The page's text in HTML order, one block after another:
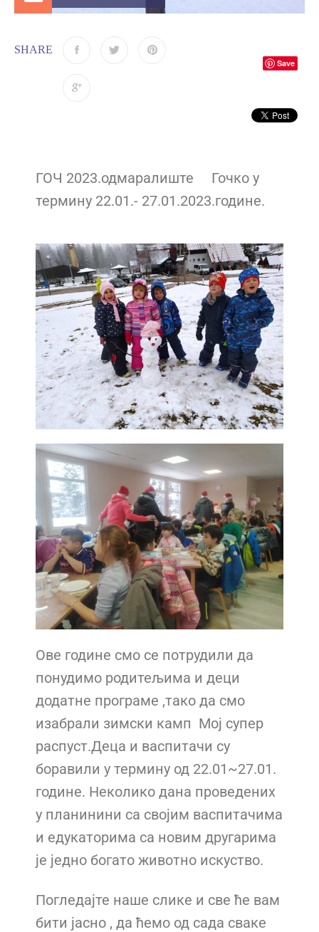
SHARE
Save
ГОЧ 2023.одмаралиште Гочко у
термину 22.01.- 27.01.2023.године.
Ове године смо се потрудили да
понудимо родитељима и деци
додатне програме ,тако да смо
изабрали зимски камп Мој супер
распуст.Деца и васпитачи су
боравили у термину од 22.01~27.01.
године. Неколико дана проведених
у планинини са својим васпитачима
и едукаторима са новим другарима
је једно богато животно искуство.
Погледајте наше слике и све ће вам
бити јасно , да ћемо од сада сваке